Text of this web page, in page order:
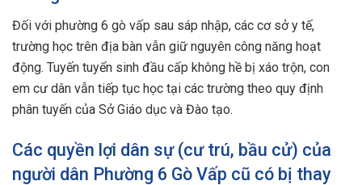
Đối với phường 6 gò vấp sau sáp nhập, các cơ sở y tế,
trường học trên địa bàn vẫn giữ nguyên công năng hoạt
động. Tuyến tuyển sinh đầu cấp không hề bị xáo trộn, con
em cư dân vẫn tiếp tục học tại các trường theo quy định
phân tuyến của Sở Giáo dục và Đào tạo.
Các quyền lợi dân sự (cư trú, bầu cử) của
người dân Phường 6 Gò Vấp cũ có bị thay